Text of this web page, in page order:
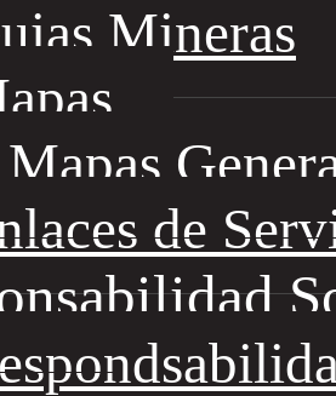
Mineras
Mapas
de